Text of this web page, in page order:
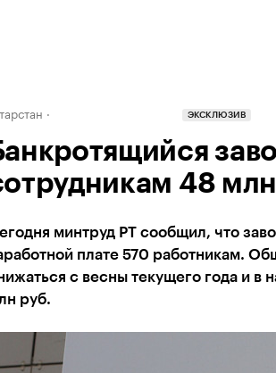
ЭКСКЛЮЗИВ
48
минтруд РТ сообщил, что
плате 570 работникам.
с весны текущего года и в
руб.